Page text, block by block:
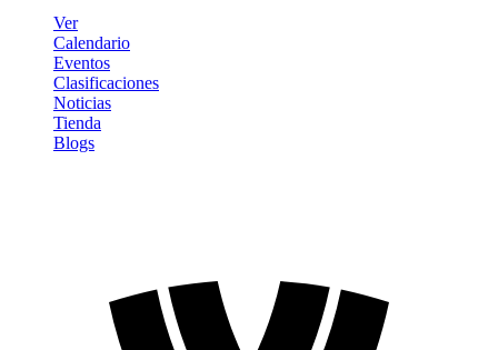
Ver
Calendario
Eventos
Clasificaciones
Noticias
Tienda
Blogs